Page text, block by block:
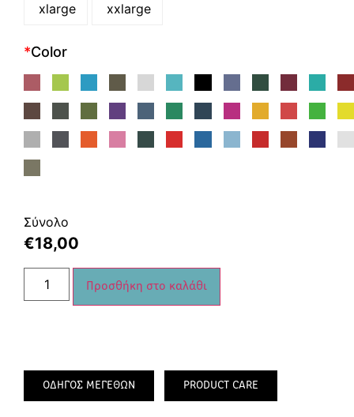
xlarge xxlarge
*Color
Σύνολο
€18,00
Προσθήκη στο καλάθι
ΟΔΗΓΟΣ ΜΕΓΕΘΩΝ PRODUCT CARE